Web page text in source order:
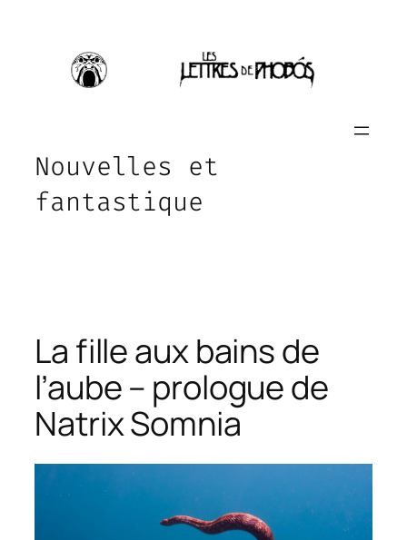
contenu
Nouvelles et
fantastique
La fille aux bains de
l’aube – prologue de
Natrix Somnia